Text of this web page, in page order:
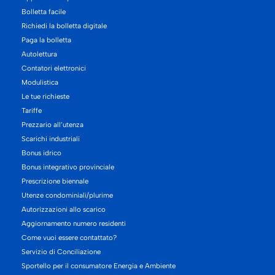
Bolletta facile
Richiedi la bolletta digitale
Paga la bolletta
Autolettura
Contatori elettronici
Modulistica
Le tue richieste
Tariffe
Prezzario all’utenza
Scarichi industriali
Bonus idrico
Bonus integrativo provinciale
Prescrizione biennale
Utenze condominiali/plurime
Autorizzazioni allo scarico
Aggiornamento numero residenti
Come vuoi essere contattato?
Servizio di Conciliazione
Sportello per il consumatore Energia e Ambiente